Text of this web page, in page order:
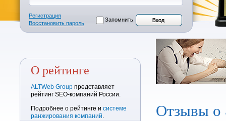
Регистрация
Восстановить пароль
Запомнить
О рейтинге
ALTWeb Group представляет
рейтинг SEO-компаний России.
Подробнее о рейтинге и системе
ранжирования компаний. Отзывы о